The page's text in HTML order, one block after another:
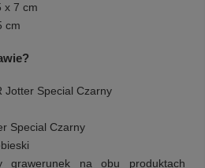
x 7 cm
cm
Jotter Special Czarny
Special Czarny
grawerunek na obu produktach